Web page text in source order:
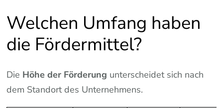
Welchen Umfang haben
die Fördermittel?
Die Höhe der Förderung unterscheidet sich nach
dem Standort des Unternehmens.